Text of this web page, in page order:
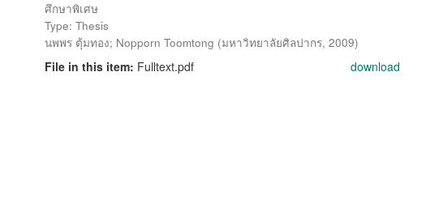
ศึกษาพิเศษ
Type: Thesis
นพพร ตุ้มทอง; Nopporn Toomtong (มหาวิทยาลัยศิลปากร, 2009)
File in this item: Fulltext.pdf download